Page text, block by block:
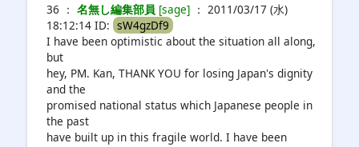
36 ： 名無し編集部員 [sage] ： 2011/03/17 (水)
18:12:14 ID: sW4gzDf9
I have been optimistic about the situation all along,
but
hey, PM. Kan, THANK YOU for losing Japan's dignity
and the
promised national status which Japanese people in
the past
have built up in this fragile world. I have been